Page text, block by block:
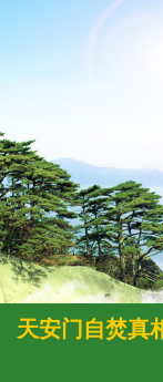
天安门自焚真